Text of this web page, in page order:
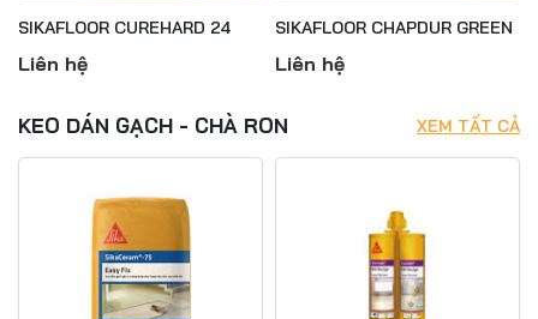
SIKAFLOOR CUREHARD 24
Liên hệ
SIKAFLOOR CHAPDUR GREEN
Liên hệ
KEO DÁN GẠCH - CHÀ RON XEM TẤT CẢ